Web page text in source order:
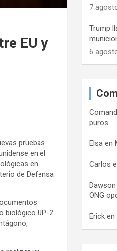
EU y
pruebas
en el
en
de Defensa
biológico UP-2
7
Trump
6
puros
Elsa en
Carlos
Dawson
ONG
Erick en